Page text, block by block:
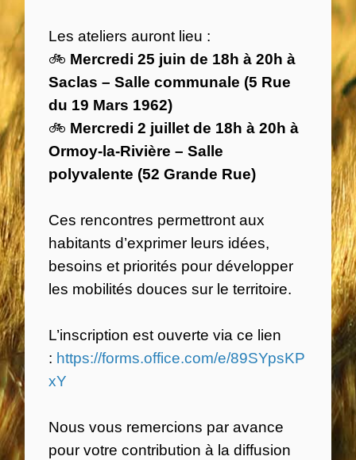
Les ateliers auront lieu :
🚲 Mercredi 25 juin de 18h à 20h à
Saclas – Salle communale (5 Rue
du 19 Mars 1962)
🚲 Mercredi 2 juillet de 18h à 20h à
Ormoy-la-Rivière – Salle
polyvalente (52 Grande Rue)
Ces rencontres permettront aux
habitants d’exprimer leurs idées,
besoins et priorités pour développer
les mobilités douces sur le territoire.
L’inscription est ouverte via ce lien
: https://forms.office.com/e/89SYpsKP
xY
Nous vous remercions par avance
pour votre contribution à la diffusion